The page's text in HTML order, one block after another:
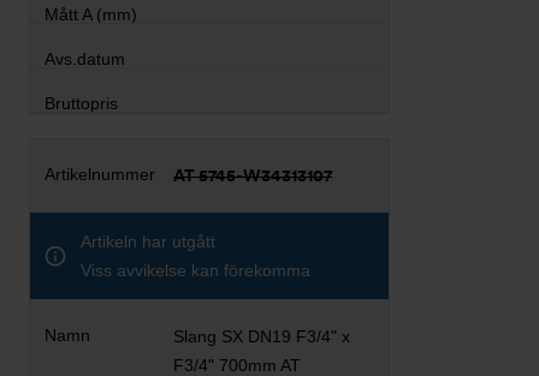
AT 5745-W34313107
Artikeln har utgått
Viss avvikelse kan förekomma
Slang SX DN19 F3/4" x
F3/4" 700mm AT